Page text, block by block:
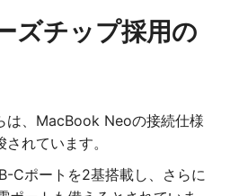
ズチップ採用の
は、MacBook Neoの接続仕様
れています。
Cポートを2基搭載し、さらに